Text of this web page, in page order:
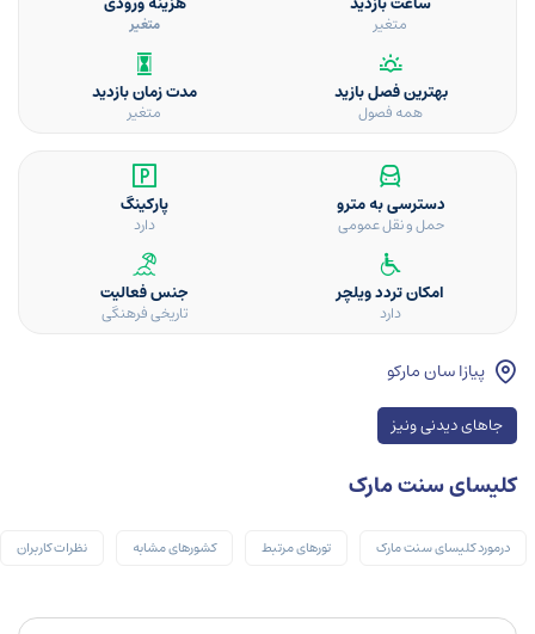
متغیر متغیر
بهترین فصل بازید
همه فصول
مدت زمان بازدید
متغیر
دسترسی به مترو
حمل و نقل عمومی
پارکینگ
دارد
امکان تردد ویلچر
دارد
جنس فعالیت
تاریخی فرهنگی
پیازا سان مارکو
جاهای دیدنی ونیز
کلیسای سنت مارک
درمورد کلیسای سنت مارک تورهای مرتبط کشورهای مشابه نظرات کاربران